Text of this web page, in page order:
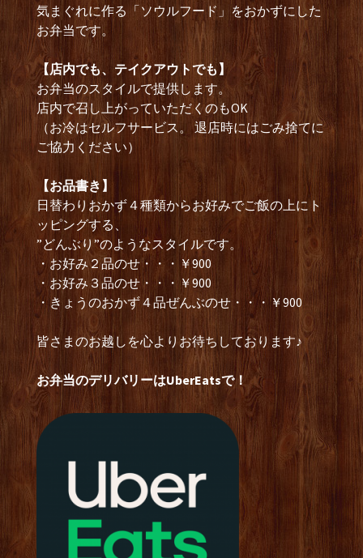
気まぐれに作る「ソウルフード」をおかずにした
お弁当です。
【店内でも、テイクアウトでも】
お弁当のスタイルで提供します。
店内で召し上がっていただくのもOK
（お冷はセルフサービス。 退店時にはごみ捨てに
ご協力ください）
【お品書き】
日替わりおかず４種類からお好みでご飯の上にト
ッピングする、
”どんぶり”のようなスタイルです。
・お好み２品のせ・・・￥900
・お好み３品のせ・・・￥900
・きょうのおかず４品ぜんぶのせ・・・￥900
皆さまのお越しを心よりお待ちしております♪
お弁当のデリバリーはUberEatsで！